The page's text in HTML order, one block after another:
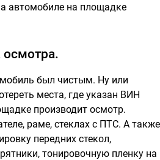
автомобиле на площадке
был чистым. Ну или
места, где указан ВИН
производит осмотр.
раме, стеклах с ПТС. А также
передних стекол,
тонировочную пленку на